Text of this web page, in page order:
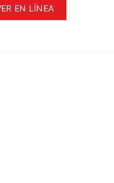
EN LÍNEA